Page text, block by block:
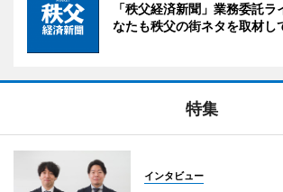
「秩父経済新聞」業務委託
なたも秩父の街ネタを取材し
特集
インタビュー